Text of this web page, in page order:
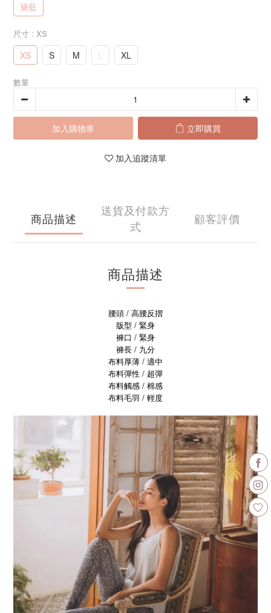
黛藍
尺寸 : XS
XS S M L XL
數量
加入購物車 立即購買
加入追蹤清單
商品描述
送貨及付款方
式
顧客評價
商品描述
腰頭 / 高腰反摺
版型 / 緊身
褲口 / 緊身
褲長 / 九分
布料厚薄 / 適中
布料彈性 / 超彈
布料觸感 / 棉感
布料毛羽 / 輕度